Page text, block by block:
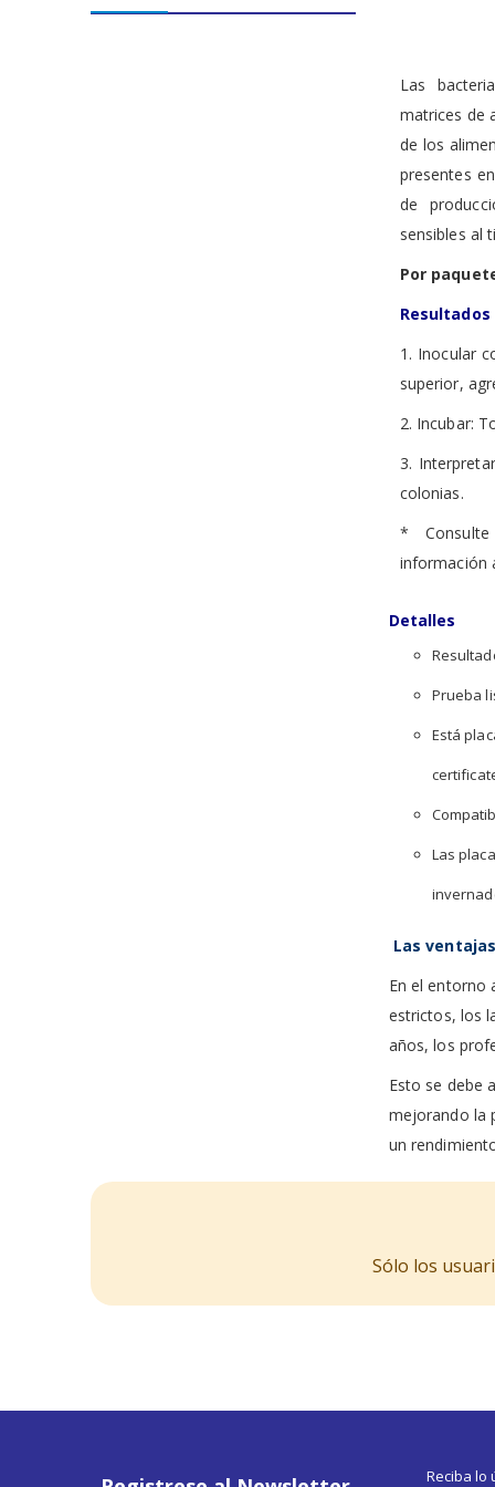
the
Las
matrices de
de los
presentes
de
sensibles al
Por
1. Inocular
superior,
2. Incubar:
3.
colonias.
*
información
Detalles
Prueba
Está
Las
Las
En el entorno
estrictos, los
años, los
Esto se debe
mejorando la
un
Sólo los
Reciba lo